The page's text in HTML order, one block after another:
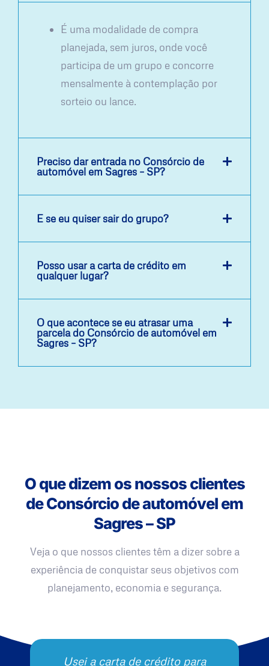
É uma modalidade de compra
planejada, sem juros, onde você
participa de um grupo e concorre
mensalmente à contemplação por
sorteio ou lance.
Preciso dar entrada no Consórcio de
automóvel em Sagres – SP?
E se eu quiser sair do grupo?
Posso usar a carta de crédito em
qualquer lugar?
O que acontece se eu atrasar uma
parcela do Consórcio de automóvel em
Sagres – SP?
O que dizem os nossos clientes
de Consórcio de automóvel em
Sagres – SP
Veja o que nossos clientes têm a dizer sobre a
experiência de conquistar seus objetivos com
planejamento, economia e segurança.
Usei a carta de crédito para